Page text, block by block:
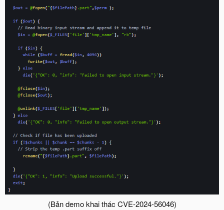
(Bản demo khai thác CVE-2024-56046)​